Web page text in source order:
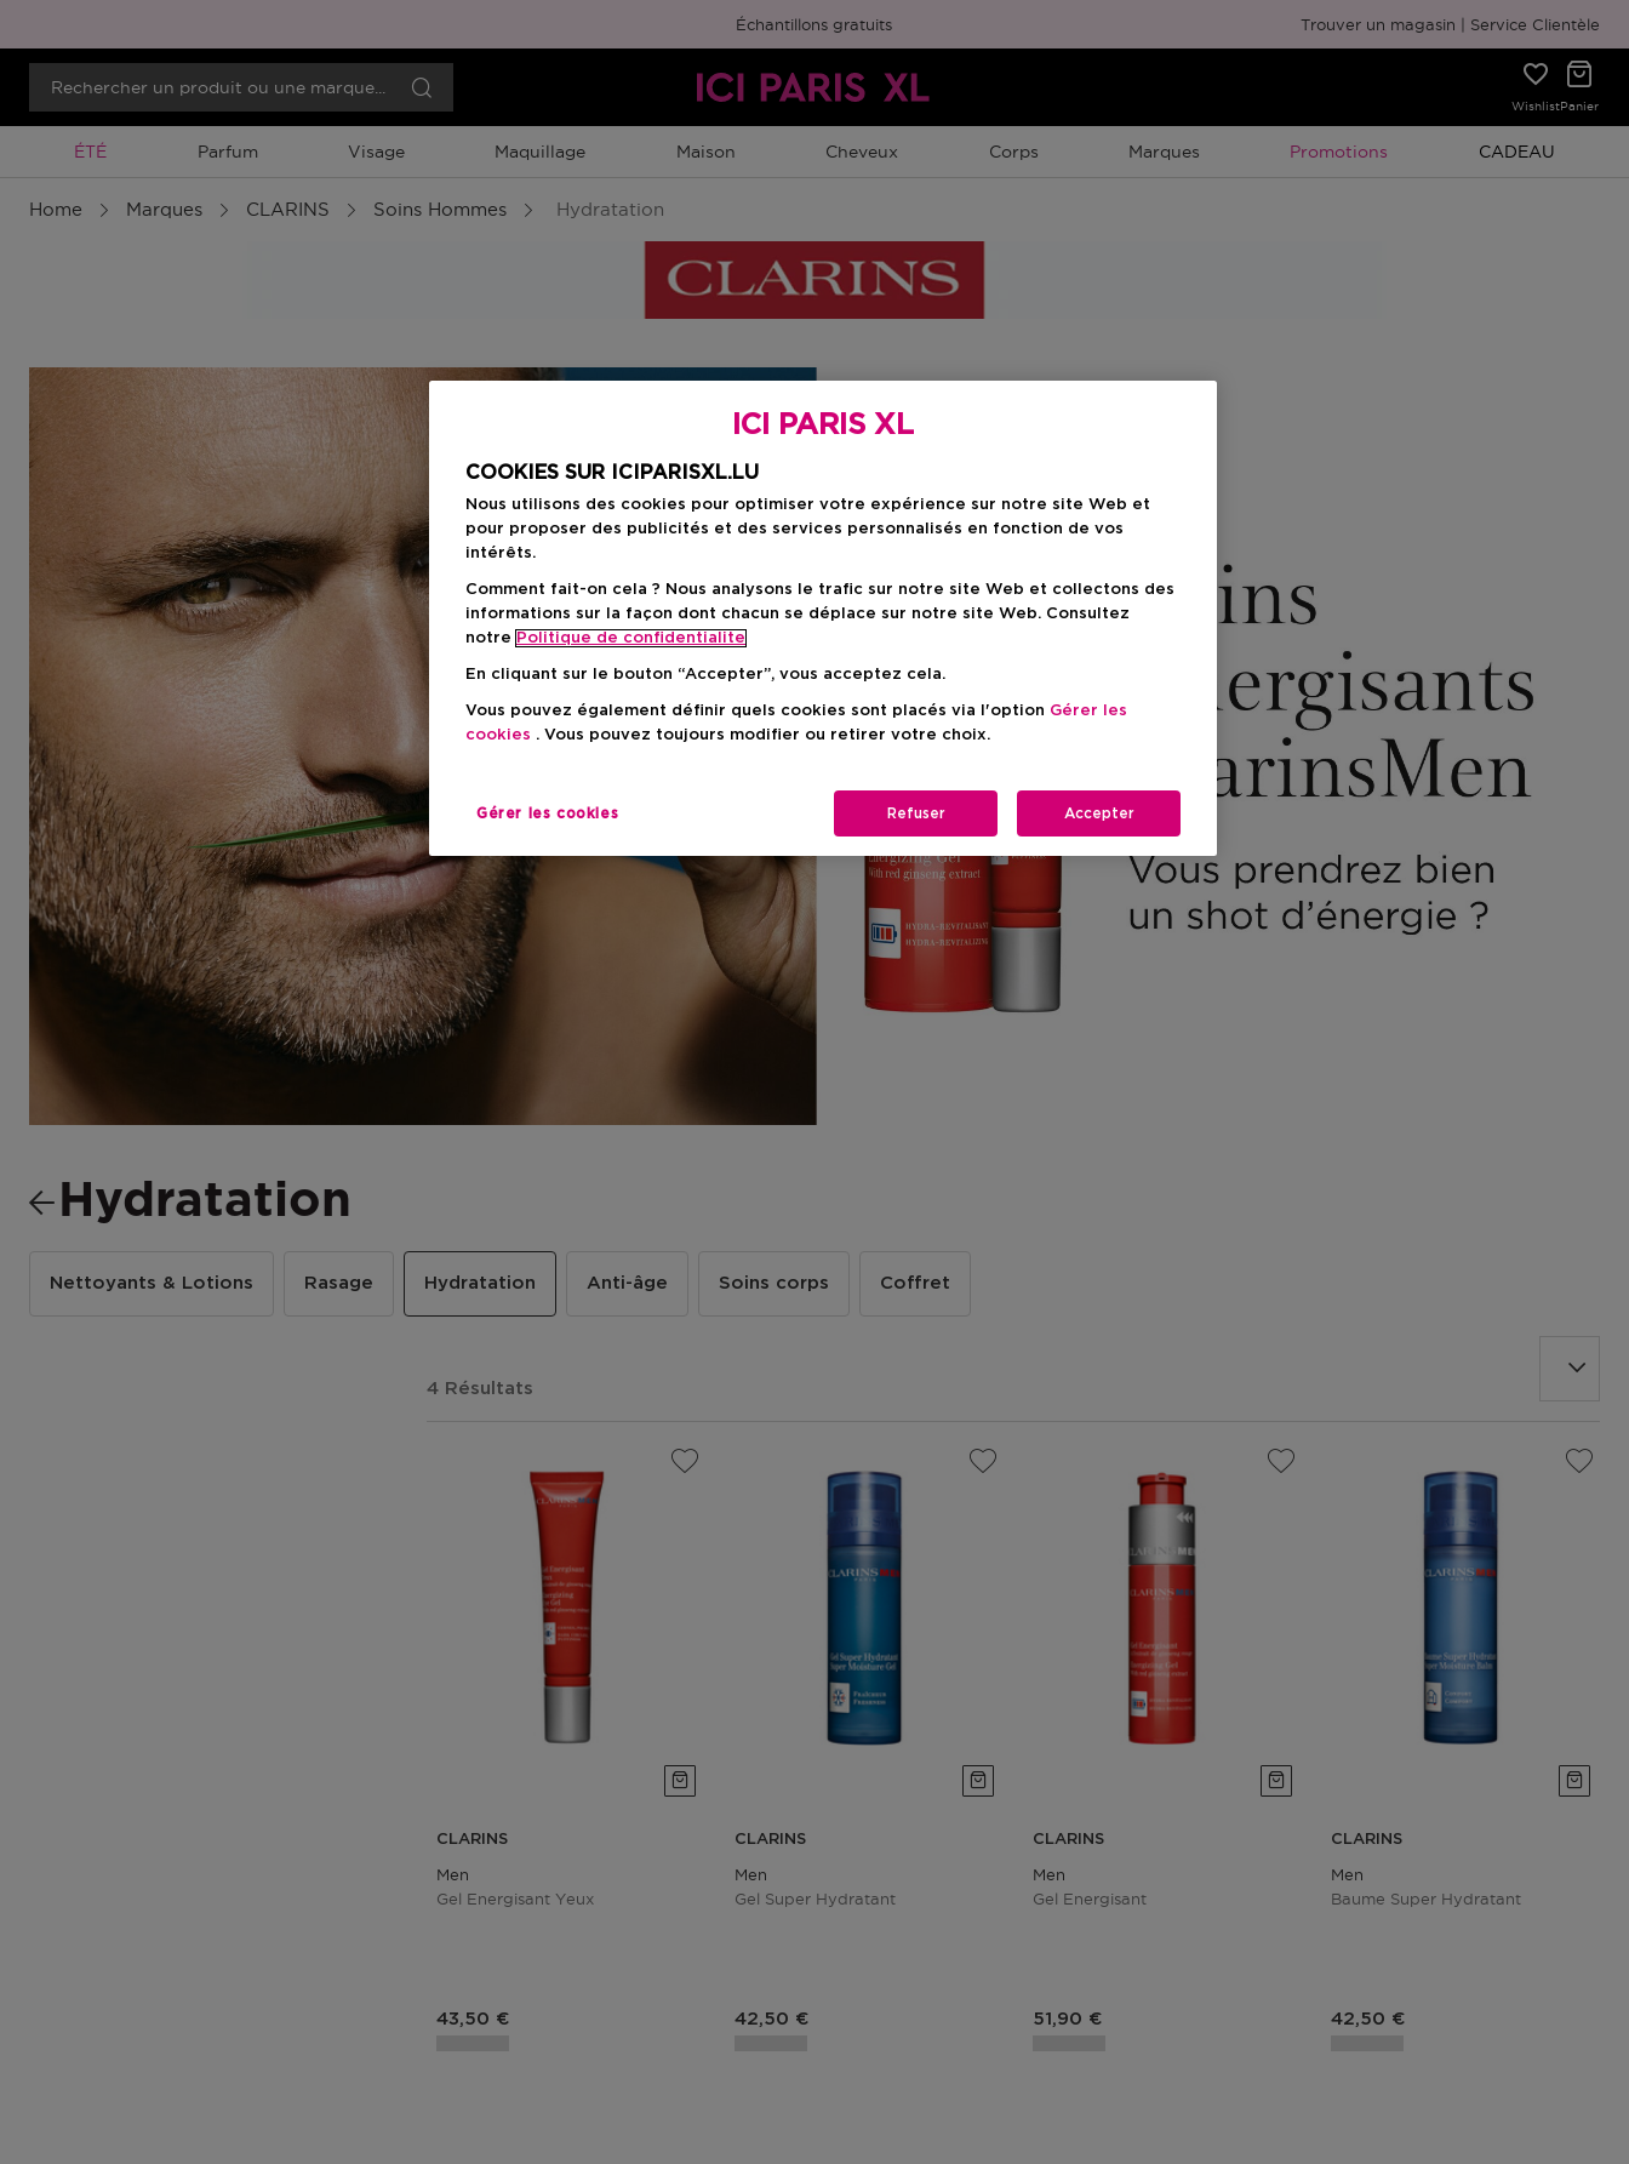
Échantillons gratuits Emballage cadeau gratuit
Trouver un magasin Service Clientèle
WishlistPanier
Promotion À Durée Limitée
ÉTÉ Parfum Visage Maquillage Maison Cheveux Corps Marques Promotion À Durée Limitée
Promotions Promotion À
CADEAU
Home Marques CLARINS Soins Hommes Hydratation
Hydratation
Nettoyants & Lotions Rasage Hydratation Anti-âge Soins corps Coffret
4 Résultats
CLARINS
Men
Gel Energisant Yeux
Prix du produit
43,50 €
CLARINS
Men
Gel Super Hydratant
Prix du produit
42,50 €
CLARINS
Men
Gel Energisant
Prix du produit
51,90 €
CLARINS
Men
Baume Super Hydratant
Prix du produit
42,50 €
ICI PARIS XL
COOKIES SUR ICIPARISXL.LU
Nous utilisons des cookies pour optimiser votre expérience sur notre site Web et
pour proposer des publicités et des services personnalisés en fonction de vos
intérêts.
Comment fait-on cela ? Nous analysons le trafic sur notre site Web et collectons des
informations sur la façon dont chacun se déplace sur notre site Web. Consultez
notre Politique de confidentialite
En cliquant sur le bouton “Accepter”, vous acceptez cela.
Vous pouvez également définir quels cookies sont placés via l'option Gérer les
cookies . Vous pouvez toujours modifier ou retirer votre choix.
Gérer les cookies Refuser Accepter